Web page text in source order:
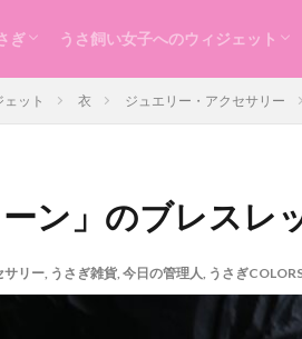
ぎ うさ飼い女子へのウィジェット
ット 衣 ジュエリー・アクセサリー
ン」のブレスレ
サリー, うさぎ雑貨, 今日の管理人, うさぎ